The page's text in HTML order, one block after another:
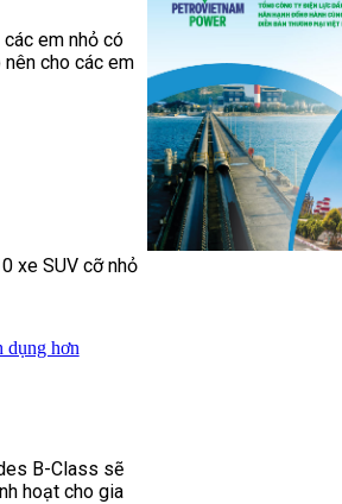
em nhỏ có
cho các em
xe SUV cỡ nhỏ
dụng hơn
B-Class sẽ
hoạt cho gia